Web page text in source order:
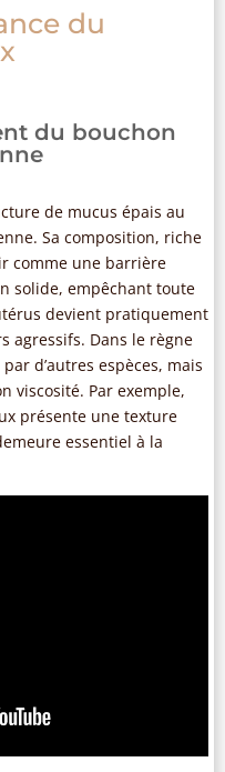
du
du bouchon
de mucus épais au
Sa composition, riche
comme une barrière
solide, empêchant toute
devient pratiquement
agressifs. Dans le règne
d’autres espèces, mais
viscosité. Par exemple,
présente une texture
essentiel à la